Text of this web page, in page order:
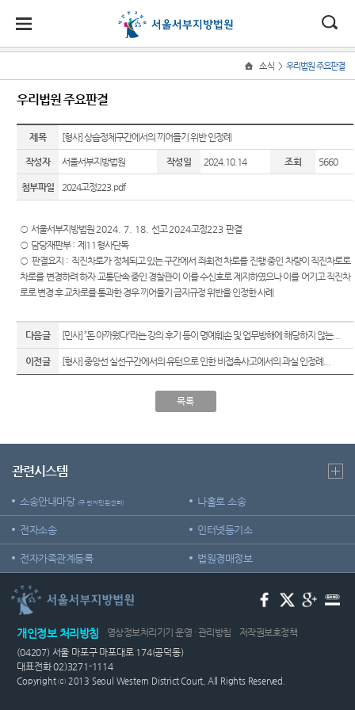
법원
소개
법원장
인사말
연혁
전화번
호
재판개
정 및 법
정안내
관할구
역
등기국
찾아오
부지방
법원조
정센터
보안검
소식
새소식
우리법
원 주요
판결
스
법원게
시판
E-mail
민원
민원안
내
법률상
담안내
는질문
유관기
관안내
민사조
소송구
조절차
장애인·
외국인
등 지원
을
위한 우
선상담
창구
생활속
의 계약
서
재판기
록열람
복사예
약
정보
사건검
색
판결서
사본 제
공신청
판결서
인터넷
열람
원안내
소통
법원에
바란다
서부공
간
학
정보공
개
부조리
터
온라인
방청 신
소식 > 우리법원 주요판결
우리법원 주요판결
제목 [형사] 상습정체구간에서의 끼어들기 위반 인정례
작성자 서울서부지방법원 작성일 2024.10.14 조회 5660
첨부파일 2024고정223.pdf
○서울서부지방법원 2024. 7. 18.선고2024고정223판결
○ 담당재판부:제 11 형사단독
○판결요지 : 직진차로가 정체되고 있는 구간에서 좌회전 차로를 진행 중인 차량이 직진차로로
차로를 변경하려 하자 교통단속 중인 경찰관이 이를 수신호로 제지하였으나 이를 어기고 직진차
로로 변경 후 교차로를 통과한 경우 끼어들기 금지규정 위반을 인정한 사례
다음글 [민사] ”돈 아까웠다“라는 강의 후기 등이 명예훼손 및 업무방해에 해당하지 않는...
이전글 [형사] 중앙선 실선구간에서의 유턴으로 인한 비접촉사고에서의 과실 인정례...
목록
관련시스템
소송안내마당 (구 전자민원센터) 나홀로 소송
전자소송 인터넷등기소
전자가족관계등록 법원경매정보
개인정보 처리방침 영상정보처리기기 운영 · 관리방침
저작권보호정책
(04207) 서울 마포구 마포대로 174(공덕동)
대표전화 02)3271-1114
Copyright ⓒ 2013 Seoul Western District Court, All Rights Reserved.
원
원
정
보
소